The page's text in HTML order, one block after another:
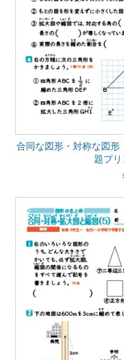
合同な図形・対称な図形
題プリ